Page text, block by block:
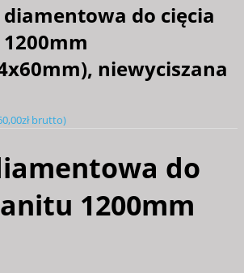
diamentowa do cięcia
niewyciszana
złbrutto)
do
1200mm